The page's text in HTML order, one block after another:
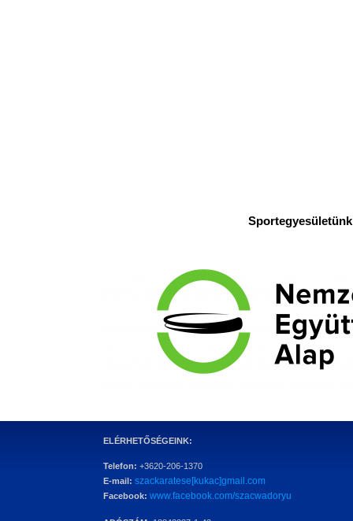
ELÉRHETŐSÉGEINK:
Telefon: +3620-206-1370
E-mail: szackaratese[kukac]gmail.com
Facebook: www.facebook.com/szacwadoryu